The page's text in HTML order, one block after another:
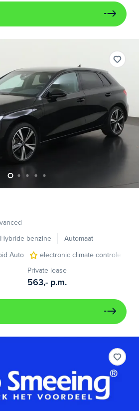
Hybride benzine
Automaat
Auto
electronic climate controle
Private lease
563,- p.m.